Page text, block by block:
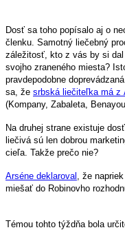
Dosť sa toho popísalo aj o
členku. Samotný liečebný
záležitosť, kto z vás by si
svojho zraneného miesta?
pravdepodobne
sa, že srbská liečiteľka má z
(Kompany, Zabaleta,
Na druhej strane existuje
liečivá sú len dobrou
cieľa. Takže prečo nie?
Arséne deklaroval
, že
miešať do Robinovho
Témou tohto týždňa bola